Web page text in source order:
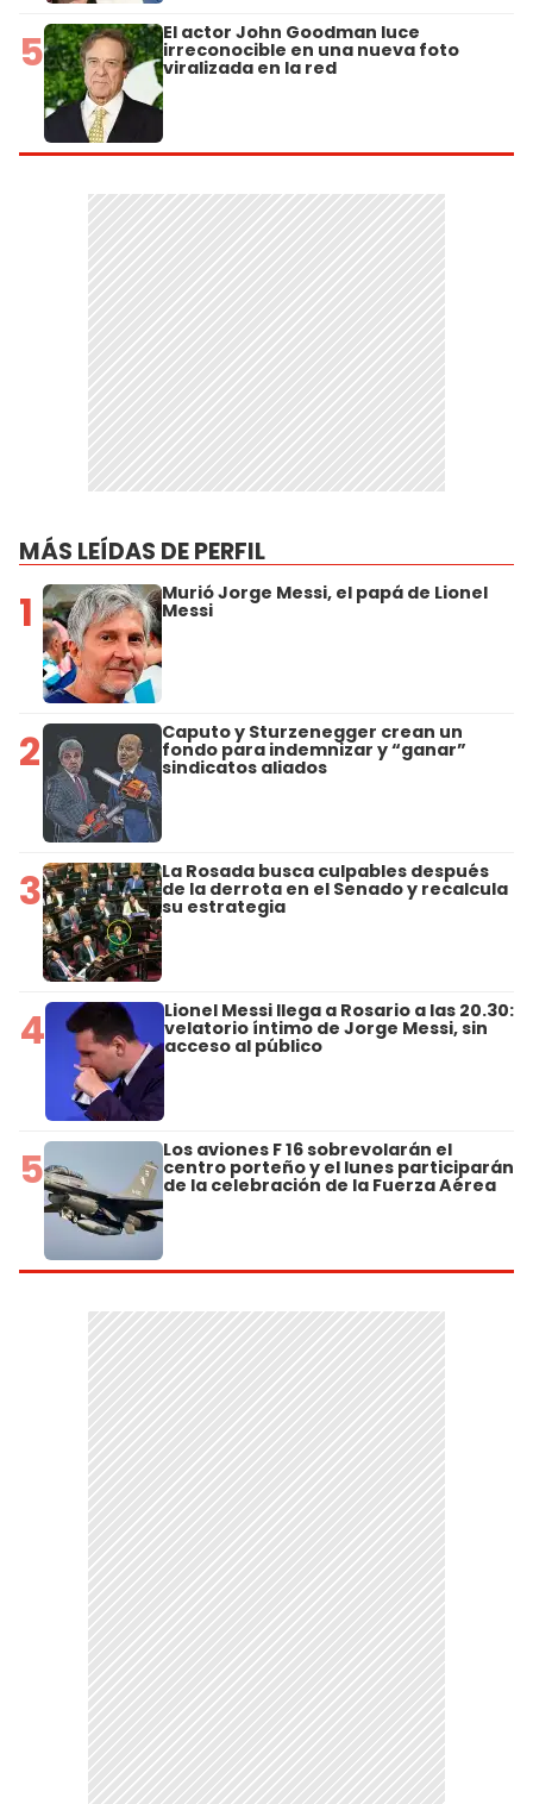
5 El actor John Goodman luce
irreconocible en una nueva foto
viralizada en la red
MÁS LEÍDAS DE PERFIL
1 Murió Jorge Messi, el papá de Lionel
Messi
2 Caputo y Sturzenegger crean un
fondo para indemnizar y “ganar”
sindicatos aliados
3 La Rosada busca culpables después
de la derrota en el Senado y recalcula
su estrategia
4 Lionel Messi llega a Rosario a las 20.30:
velatorio íntimo de Jorge Messi, sin
acceso al público
5 Los aviones F 16 sobrevolarán el
centro porteño y el lunes participarán
de la celebración de la Fuerza Aérea